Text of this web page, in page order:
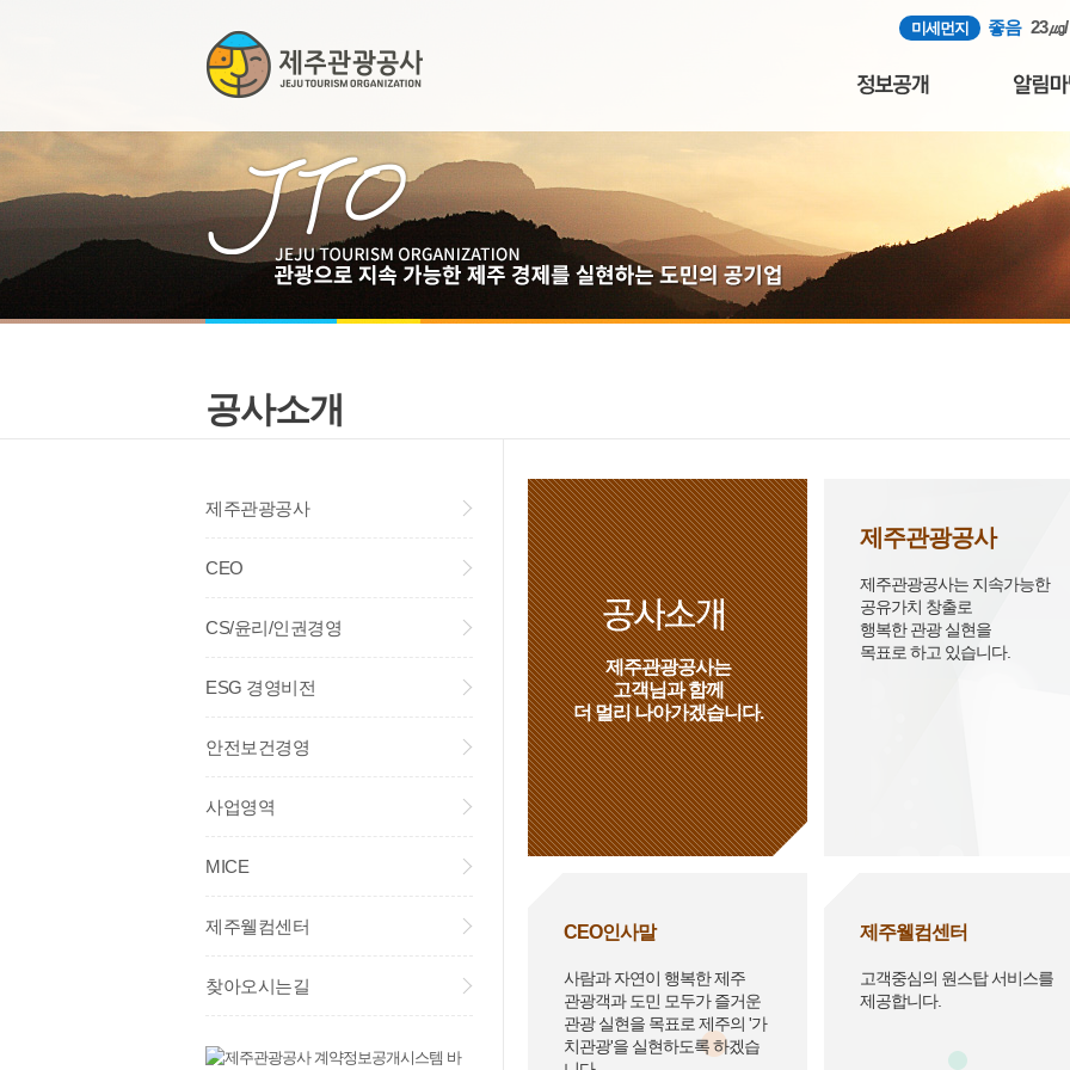
미세먼지 좋음 23㎍
공사소개
제주관광공사
CEO
CS/윤리/인권경영
ESG 경영비전
안전보건경영
사업영역
MICE
제주웰컴센터
찾아오시는길
제주관광공사는
고객님과 함께
더 멀리 나아가겠습니다.
제주관광공사
제주관광공사는 지속가능한
공유가치 창출로
행복한 관광 실현을
목표로 하고 있습니다.
CEO인사말
사람과 자연이 행복한 제주
관광객과 도민 모두가 즐거운
관광 실현을 목표로 제주의 '가
치관광'을 실현하도록 하겠습
제주웰컴센터
고객중심의 원스탑 서비스를
제공합니다.